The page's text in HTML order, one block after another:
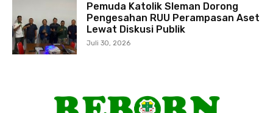
Pemuda Katolik Sleman Dorong
Pengesahan RUU Perampasan Aset
Lewat Diskusi Publik
Juli 30, 2026